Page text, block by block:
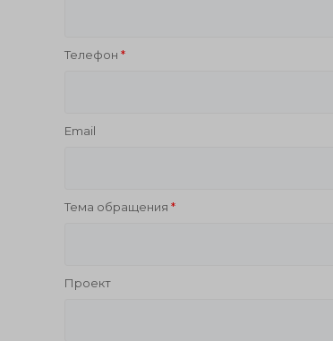
Телефон
Email
Тема обращения
Проект